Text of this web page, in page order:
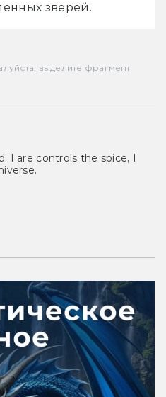
зверей.
выделите фрагмент
I are controls the spice, I